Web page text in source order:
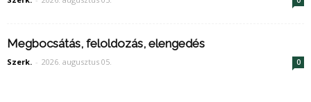
Megbocsátás, feloldozás, elengedés
Szerk. - 2026. augusztus 05. 0